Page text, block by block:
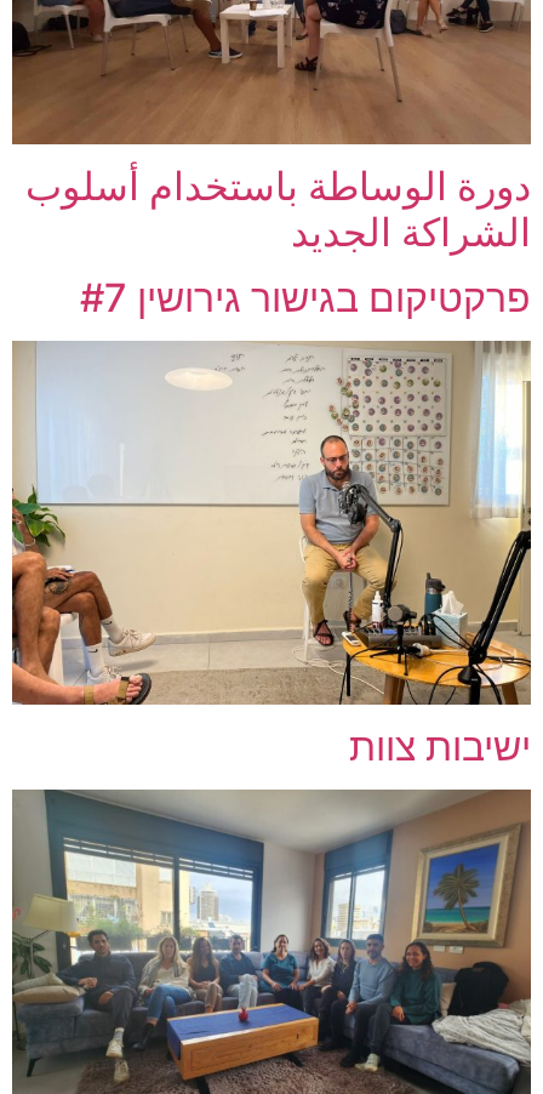
دورة الوساطة باستخدام أسلوب
الشراكة الجديد
פרקטיקום בגישור גירושין #7
ישיבות צוות